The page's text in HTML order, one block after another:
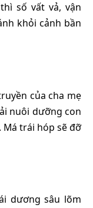
số vất vả, vận
khỏi cảnh bần
của cha mẹ
nuôi dưỡng con
trái hóp sẽ đỡ
dương sâu lõm